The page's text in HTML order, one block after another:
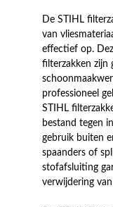
De STIHL
van
effectief op.
filterzakken zijn
professioneel
STIHL
bestand tegen
gebruik buiten
spaanders of
stofafsluiting
verwijdering